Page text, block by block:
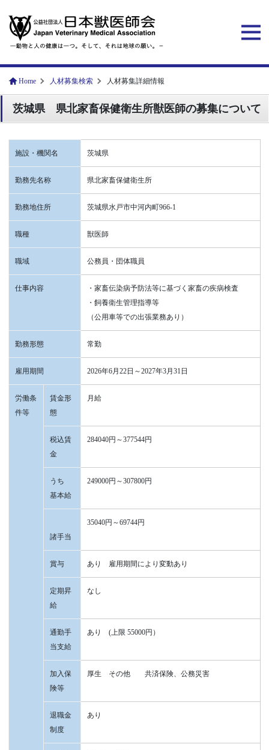
Home 人材募集検索 人材募集詳細情報
茨城県 県北家畜保健衛生所獣医師の募集について
施設・機関名 茨城県
勤務先名称 県北家畜保健衛生所
勤務地住所 茨城県水戸市中河内町966-1
職種 獣医師
職域 公務員・団体職員
仕事内容
・家畜伝染病予防法等に基づく家畜の疾病検査
・飼養衛生管理指導等
（公用車等での出張業務あり）
勤務形態 常勤
雇用期間 2026年6月22日～2027年3月31日
労働条
件等
賃金形
態
月給
税込賃
金
284040円～377544円
うち
基本給
249000円～307800円
諸手当
35040円～69744円
賞与 あり 雇用期間により変動あり
定期昇
給
なし
通勤手
当支給
あり (上限 55000円）
加入保
険等
厚生 その他 共済保険、公務災害
退職金
制度
あり